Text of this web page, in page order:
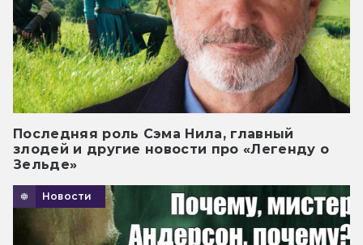
Последняя роль Сэма Нила, главный
злодей и другие новости про «Легенду о
Зельде»
Новости